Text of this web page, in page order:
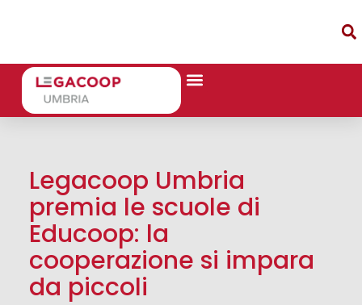
Legacoop Umbria
premia le scuole di
Educoop: la
cooperazione si impara
da piccoli